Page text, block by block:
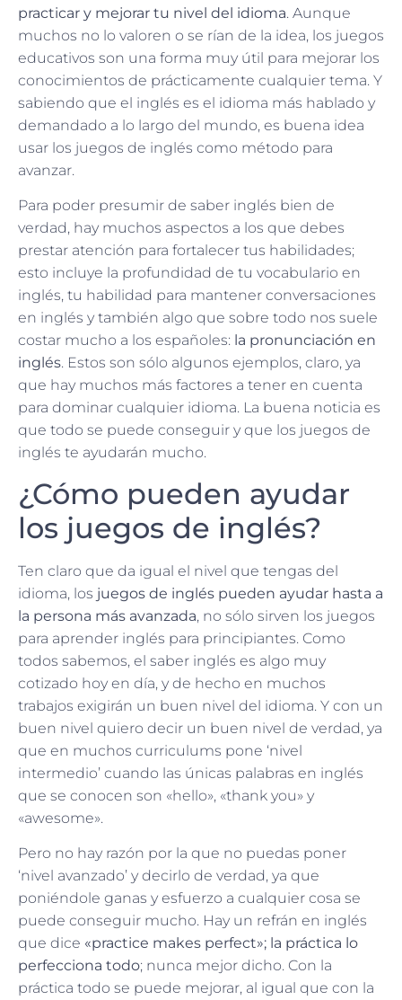
practicar y mejorar tu nivel del idioma. Aunque
muchos no lo valoren o se rían de la idea, los juegos
educativos son una forma muy útil para mejorar los
conocimientos de prácticamente cualquier tema. Y
sabiendo que el inglés es el idioma más hablado y
demandado a lo largo del mundo, es buena idea
usar los juegos de inglés como método para
avanzar.
Para poder presumir de saber inglés bien de
verdad, hay muchos aspectos a los que debes
prestar atención para fortalecer tus habilidades;
esto incluye la profundidad de tu vocabulario en
inglés, tu habilidad para mantener conversaciones
en inglés y también algo que sobre todo nos suele
costar mucho a los españoles: la pronunciación en
inglés. Estos son sólo algunos ejemplos, claro, ya
que hay muchos más factores a tener en cuenta
para dominar cualquier idioma. La buena noticia es
que todo se puede conseguir y que los juegos de
inglés te ayudarán mucho.
¿Cómo pueden ayudar
los juegos de inglés?
Ten claro que da igual el nivel que tengas del
idioma, los juegos de inglés pueden ayudar hasta a
la persona más avanzada, no sólo sirven los juegos
para aprender inglés para principiantes. Como
todos sabemos, el saber inglés es algo muy
cotizado hoy en día, y de hecho en muchos
trabajos exigirán un buen nivel del idioma. Y con un
buen nivel quiero decir un buen nivel de verdad, ya
que en muchos curriculums pone ‘nivel
intermedio’ cuando las únicas palabras en inglés
que se conocen son «hello», «thank you» y
«awesome».
Pero no hay razón por la que no puedas poner
‘nivel avanzado’ y decirlo de verdad, ya que
poniéndole ganas y esfuerzo a cualquier cosa se
puede conseguir mucho. Hay un refrán en inglés
que dice «practice makes perfect»; la práctica lo
perfecciona todo; nunca mejor dicho. Con la
práctica todo se puede mejorar, al igual que con la